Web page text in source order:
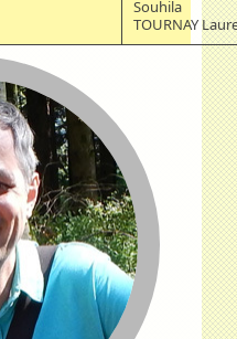
Souhila
TOURNAY